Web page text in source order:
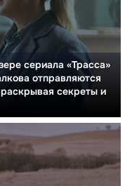
сериала «Трасса»
отправляются
секреты и